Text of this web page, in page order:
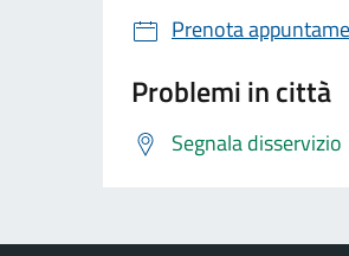
Prenota
Problemi in città
Segnala disservizio